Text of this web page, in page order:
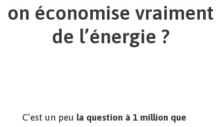
on économise vraiment
de l’énergie ?
C’est un peu la question à 1 million que